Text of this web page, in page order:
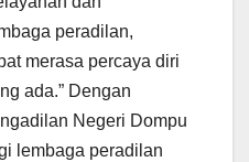
peradilan,
merasa percaya diri
ada.” Dengan
Negeri Dompu
lembaga peradilan